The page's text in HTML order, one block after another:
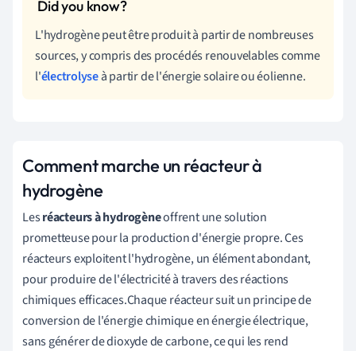
L'hydrogène peut être produit à partir de nombreuses
sources, y compris des procédés renouvelables comme
l'électrolyseà partir de l'énergie solaire ou éolienne.
Comment marche un réacteur à
hydrogène
Lesréacteurs à hydrogèneoffrent une solution
prometteuse pour la production d'énergie propre. Ces
réacteurs exploitent l'hydrogène, un élément abondant,
pour produire de l'électricité à travers des réactions
chimiques efficaces.Chaque réacteur suit un principe de
conversion de l'énergie chimique en énergie électrique,
sans générer de dioxyde de carbone, ce qui les rend